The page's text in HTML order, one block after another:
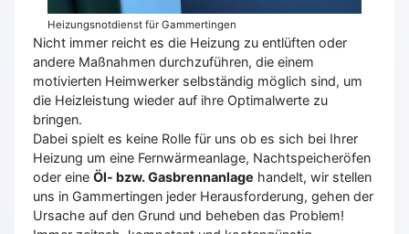
Heizungsnotdienst für Gammertingen
Nicht immer reicht es die Heizung zu entlüften oder
andere Maßnahmen durchzuführen, die einem
motivierten Heimwerker selbständig möglich sind, um
die Heizleistung wieder auf ihre Optimalwerte zu
bringen.
Dabei spielt es keine Rolle für uns ob es sich bei Ihrer
Heizung um eine Fernwärmeanlage, Nachtspeicheröfen
oder eine Öl- bzw. Gasbrennanlage handelt, wir stellen
uns in Gammertingen jeder Herausforderung, gehen der
Ursache auf den Grund und beheben das Problem!